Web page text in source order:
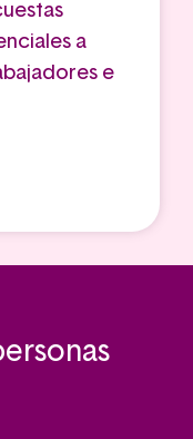
a
e